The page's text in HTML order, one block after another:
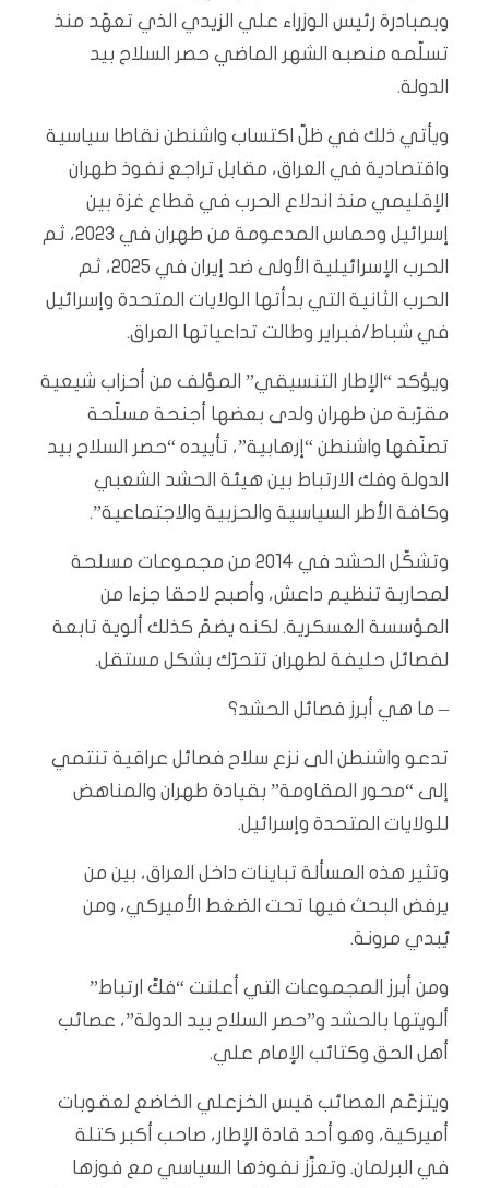
وبمبادرة رئيس الوزراء علي الزيدي الذي تعهّد منذ
تسلّمه منصبه الشهر الماضي حصر السلاح بيد
الدولة.
ويأتي ذلك في ظلّ اكتساب واشنطن نقاطا سياسية
واقتصادية في العراق، مقابل تراجع نفوذ طهران
الإقليمي منذ اندلاع الحرب في قطاع غزة بين
إسرائيل وحماس المدعومة من طهران في 2023، ثم
الحرب الإسرائيلية الأولى ضد إيران في 2025، ثم
الحرب الثانية التي بدأتها الولايات المتحدة وإسرائيل
في شباط/فبراير وطالت تداعياتها العراق.
ويؤكد “الإطار التنسيقي” المؤلف من أحزاب شيعية
مقرّبة من طهران ولدى بعضها أجنحة مسلّحة
تصنّفها واشنطن “إرهابية”، تأييده “حصر السلاح بيد
الدولة وفك الارتباط بين هيئة الحشد الشعبي
وكافة الأطر السياسية والحزبية والاجتماعية”.
وتشكّل الحشد في 2014 من مجموعات مسلحة
لمحاربة تنظيم داعش، وأصبح لاحقا جزءا من
المؤسسة العسكرية. لكنه يضمّ كذلك ألوية تابعة
لفصائل حليفة لطهران تتحرّك بشكل مستقل.
– ما هي أبرز فصائل الحشد؟
تدعو واشنطن الى نزع سلاح فصائل عراقية تنتمي
إلى “محور المقاومة” بقيادة طهران والمناهض
للولايات المتحدة وإسرائيل.
وتثير هذه المسألة تباينات داخل العراق، بين من
يرفض البحث فيها تحت الضغط الأميركي، ومن
يُبدي مرونة.
ومن أبرز المجموعات التي أعلنت “فكّ ارتباط”
ألويتها بالحشد و”حصر السلاح بيد الدولة”، عصائب
أهل الحق وكتائب الإمام علي.
ويتزعّم العصائب قيس الخزعلي الخاضع لعقوبات
أميركية، وهو أحد قادة الإطار، صاحب أكبر كتلة
في البرلمان. وتعزّز نفوذها السياسي مع فوزها